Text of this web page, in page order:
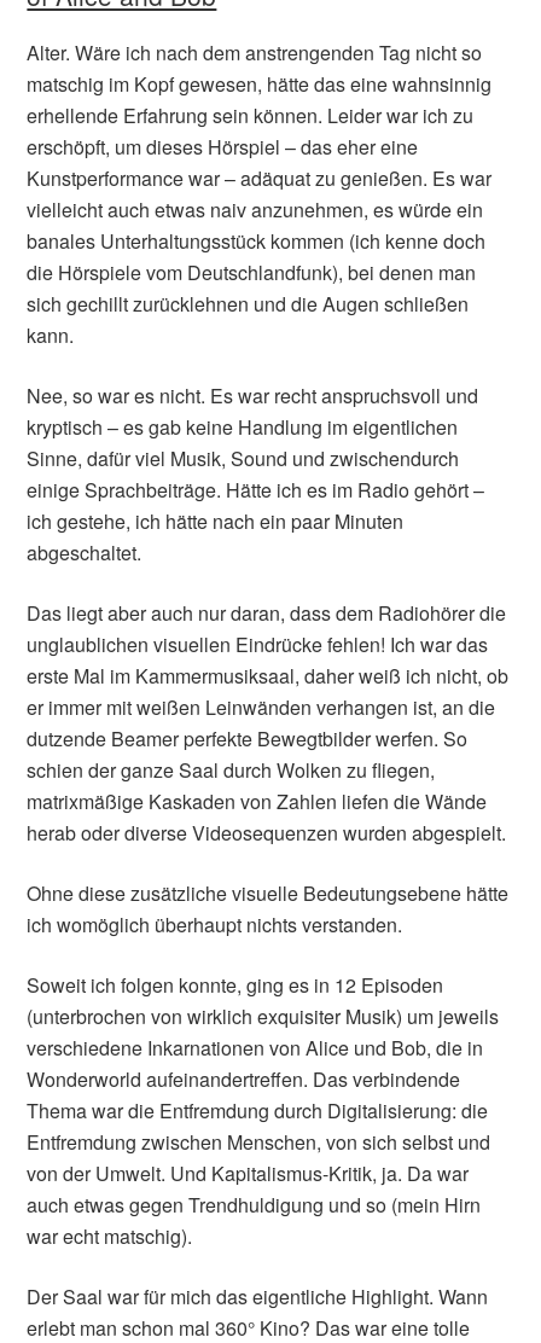
Alter. Wäre ich nach dem anstrengenden Tag nicht so
matschig im Kopf gewesen, hätte das eine wahnsinnig
erhellende Erfahrung sein können. Leider war ich zu
erschöpft, um dieses Hörspiel – das eher eine
Kunstperformance war – adäquat zu genießen. Es war
vielleicht auch etwas naiv anzunehmen, es würde ein
banales Unterhaltungsstück kommen (ich kenne doch
die Hörspiele vom Deutschlandfunk), bei denen man
sich gechillt zurücklehnen und die Augen schließen
kann.
Nee, so war es nicht. Es war recht anspruchsvoll und
kryptisch – es gab keine Handlung im eigentlichen
Sinne, dafür viel Musik, Sound und zwischendurch
einige Sprachbeiträge. Hätte ich es im Radio gehört –
ich gestehe, ich hätte nach ein paar Minuten
abgeschaltet.
Das liegt aber auch nur daran, dass dem Radiohörer die
unglaublichen visuellen Eindrücke fehlen! Ich war das
erste Mal im Kammermusiksaal, daher weiß ich nicht, ob
er immer mit weißen Leinwänden verhangen ist, an die
dutzende Beamer perfekte Bewegtbilder werfen. So
schien der ganze Saal durch Wolken zu fliegen,
matrixmäßige Kaskaden von Zahlen liefen die Wände
herab oder diverse Videosequenzen wurden abgespielt.
Ohne diese zusätzliche visuelle Bedeutungsebene hätte
ich womöglich überhaupt nichts verstanden.
Soweit ich folgen konnte, ging es in 12 Episoden
(unterbrochen von wirklich exquisiter Musik) um jeweils
verschiedene Inkarnationen von Alice und Bob, die in
Wonderworld aufeinandertreffen. Das verbindende
Thema war die Entfremdung durch Digitalisierung: die
Entfremdung zwischen Menschen, von sich selbst und
von der Umwelt. Und Kapitalismus-Kritik, ja. Da war
auch etwas gegen Trendhuldigung und so (mein Hirn
war echt matschig).
Der Saal war für mich das eigentliche Highlight. Wann
erlebt man schon mal 360° Kino? Das war eine tolle